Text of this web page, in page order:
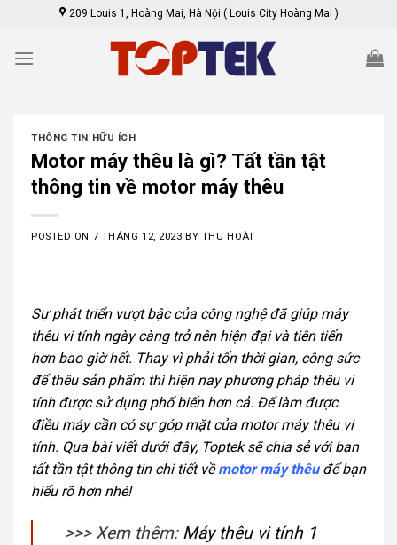
content
209 Louis 1, Hoàng Mai, Hà Nội ( Louis City Hoàng Mai )
THÔNG TIN HỮU ÍCH
Motor máy thêu là gì? Tất tần tật
thông tin về motor máy thêu
POSTED ON 7 THÁNG 12, 2023 BY THU HOÀI
Sự phát triển vượt bậc của công nghệ đã giúp máy
thêu vi tính ngày càng trở nên hiện đại và tiên tiến
hơn bao giờ hết. Thay vì phải tốn thời gian, công sức
để thêu sản phẩm thì hiện nay phương pháp thêu vi
tính được sử dụng phổ biến hơn cả. Để làm được
điều máy cần có sự góp mặt của motor máy thêu vi
tính. Qua bài viết dưới đây, Toptek sẽ chia sẻ với bạn
tất tần tật thông tin chi tiết vềmotor máy thêu để bạn
hiểu rõ hơn nhé!
>>> Xem thêm: Máy thêu vi tính 1